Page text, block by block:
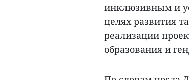
инклюзивным и
целях развития
реализации
образования и